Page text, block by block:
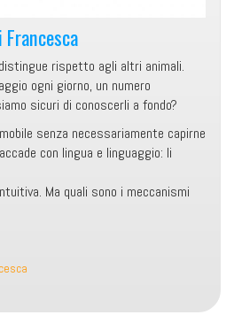
rispetto agli altri animali.
ogni giorno, un numero
sicuri di conoscerli a fondo?
senza necessariamente capirne
con lingua e linguaggio: li
Ma quali sono i meccanismi